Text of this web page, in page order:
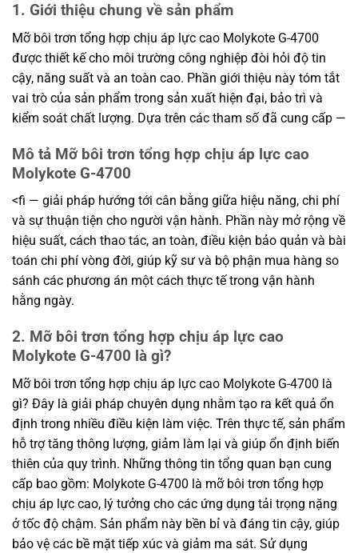
1. Giới thiệu chung về sản phẩm
Mỡ bôi trơn tổng hợp chịu áp lực cao Molykote G-4700
được thiết kế cho môi trường công nghiệp đòi hỏi độ tin
cậy, năng suất và an toàn cao. Phần giới thiệu này tóm tắt
vai trò của sản phẩm trong sản xuất hiện đại, bảo trì và
kiểm soát chất lượng. Dựa trên các tham số đã cung cấp —
Mô tả Mỡ bôi trơn tổng hợp chịu áp lực cao
Molykote G-4700
<fi — giải pháp hướng tới cân bằng giữa hiệu năng, chi phí
và sự thuận tiện cho người vận hành. Phần này mở rộng về
hiệu suất, cách thao tác, an toàn, điều kiện bảo quản và bài
toán chi phí vòng đời, giúp kỹ sư và bộ phận mua hàng so
sánh các phương án một cách thực tế trong vận hành
hằng ngày.
2. Mỡ bôi trơn tổng hợp chịu áp lực cao
Molykote G-4700 là gì?
Mỡ bôi trơn tổng hợp chịu áp lực cao Molykote G-4700 là
gì? Đây là giải pháp chuyên dụng nhằm tạo ra kết quả ổn
định trong nhiều điều kiện làm việc. Trên thực tế, sản phẩm
hỗ trợ tăng thông lượng, giảm làm lại và giúp ổn định biến
thiên của quy trình. Những thông tin tổng quan bạn cung
cấp bao gồm: Molykote G-4700 là mỡ bôi trơn tổng hợp
chịu áp lực cao, lý tưởng cho các ứng dụng tải trọng nặng
ở tốc độ chậm. Sản phẩm này bền bỉ và đáng tin cậy, giúp
bảo vệ các bề mặt tiếp xúc và giảm ma sát. Sử dụng